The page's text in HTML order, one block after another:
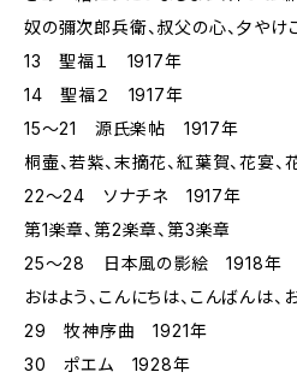
奴の彌次郎兵衛、叔父の心、夕やけ
13 聖福１ 1917年
14 聖福２ 1917年
15～21 源氏楽帖 1917年
桐壷、若紫、末摘花、紅葉賀、花宴、
22～24 ソナチネ 1917年
第1楽章、第2楽章、第3楽章
25～28 日本風の影絵 1918年
おはよう、こんにちは、こんばんは、
29 牧神序曲 1921年
30 ポエム 1928年